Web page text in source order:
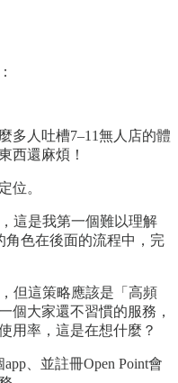
多人吐槽7–11無人店的體
西還麻煩！
位。
這是我第一個難以理解
角色在後面的流程中，完
但這策略應該是「高頻
個大家還不習慣的服務，
用率，這是在想什麼？
、並註冊Open Point會